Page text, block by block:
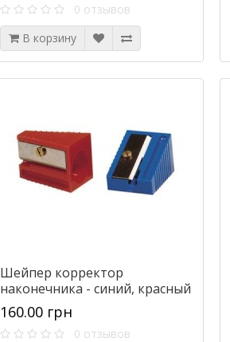
0 отзывов
В корзину
Шейпер корректор
наконечника - синий, красный
160.00 грн
0 отзывов